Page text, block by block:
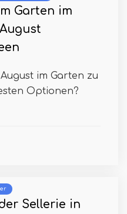
Garten im
im Garten zu
Optionen?
Sellerie in